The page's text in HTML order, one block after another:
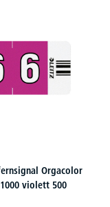
Orgacolor
violett 500